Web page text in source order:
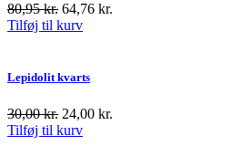
80,95kr. 64,76 kr.
Tilføj til kurv
Lepidolit kvarts
30,00kr. 24,00 kr.
Tilføj til kurv